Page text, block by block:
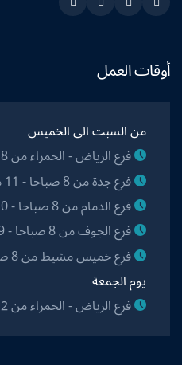
Snapchat
Twitter
Linkedin
Instagram
أوقات العمل
من السبت الى الخميس
فرع الرياض - الحمراء من 8 صباحا - 11 مساءا
فرع جدة من 8 صباحا - 11 مساءا
فرع الدمام من 8 صباحا - 10 مساءا
فرع الجوف من 8 صباحا - 9 مساءا
فرع خميس مشيط من 8 صباحا - 10 مساءا
يوم الجمعة
فرع الرياض - الحمراء من 2 مساءا - 11 مساءا